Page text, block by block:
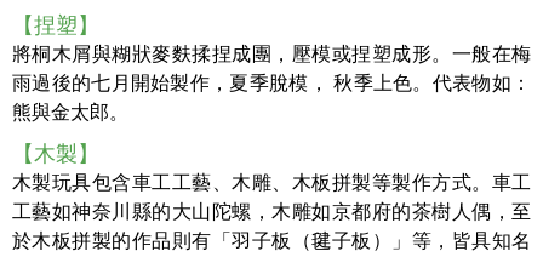
【捏塑】
將桐木屑與糊狀麥麩揉捏成團，壓模或捏塑成形。一般在梅
雨過後的七月開始製作，夏季脫模， 秋季上色。代表物如：
熊與金太郎。
【木製】
木製玩具包含車工工藝、木雕、木板拼製等製作方式。車工
工藝如神奈川縣的大山陀螺，木雕如京都府的茶樹人偶，至
於木板拼製的作品則有「羽子板（毽子板）」等，皆具知名